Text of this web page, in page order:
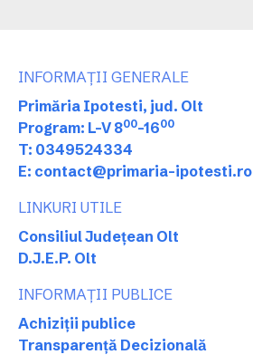
INFORMAȚII GENERALE
Primăria Ipotesti, jud. Olt
Program: L-V 800-1600
T: 0349524334
E: contact@primaria-ipotesti.ro
LINKURI UTILE
Consiliul Județean Olt
D.J.E.P. Olt
INFORMAȚII PUBLICE
Achiziții publice
Transparență Decizională